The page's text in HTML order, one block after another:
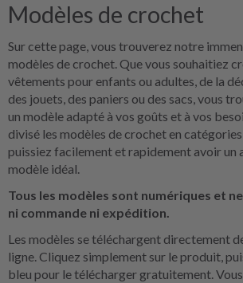
Modèles de crochet
Sur cette page, vous trouverez notre
modèles de crochet. Que vous souhaitiez
vêtements pour enfants ou adultes, de la
des jouets, des paniers ou des sacs, vous
un modèle adapté à vos goûts et à vos
divisé les modèles de crochet en
puissiez facilement et rapidement avoir un
modèle idéal.
Tous les modèles sont numériques et
ni commande ni expédition.
Les modèles se téléchargent directement
ligne. Cliquez simplement sur le produit,
bleu pour le télécharger gratuitement.